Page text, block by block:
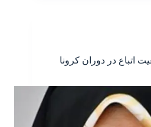
اتباع در دوران کرونا